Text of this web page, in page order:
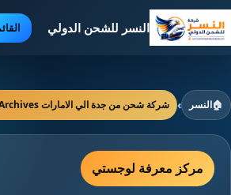
النسر للشحن الدولي
🏠النسر › شركة شحن من جدة الي الامارات Archives - النسر للشحن الدولي
مركز معرفة لوجستي